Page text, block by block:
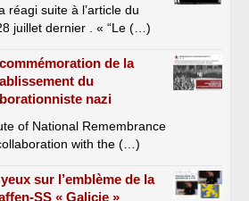
réagi suite à l’article du
juillet dernier . « “Le (…)
de la
du
nazi
of National Remembrance
with the (…)
sur l’emblème de la
SS « Galicie »